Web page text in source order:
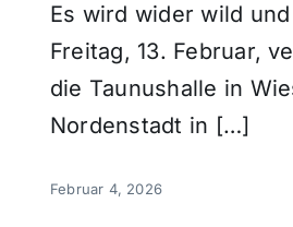
Es wird wider wild
Freitag, 13. Februar,
die Taunushalle in
Nordenstadt in […]
Februar 4, 2026